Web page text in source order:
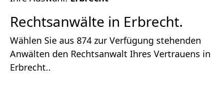
Rechtsanwälte in Erbrecht.
Wählen Sie aus 874 zur Verfügung stehenden
Anwälten den Rechtsanwalt Ihres Vertrauens in
Erbrecht..